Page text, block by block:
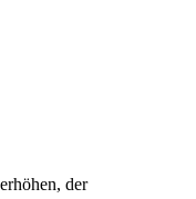
der